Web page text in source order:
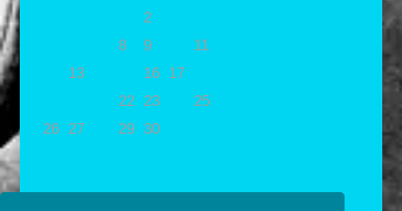
2
8 9
11
13 16 17
22 23
25
26
27 29 30